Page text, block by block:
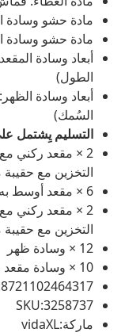
مادة حشو وسادة
مادة حشو وسادة
الطول)
السُمك)
التسليم يِشتمل
2 × مقعد ركني
التخزين مع حقيبة
6 × مقعد أوسط به خاصية التخزين مع حقيبة مقاومة للماء
2 × مقعد ركني
التخزين مع حقيبة
12 × وسادة ظهر
10 × وسادة مقعد مع غطاء منفصل وقابل للغسل
SKU:3258737
ماركة:vidaXL